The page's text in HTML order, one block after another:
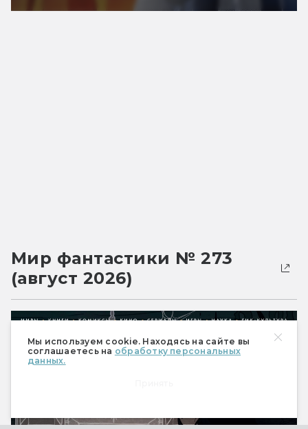
Мы используем cookie. Находясь на сайте вы
соглашаетесь на обработку персональных
данных.
Мир фантастики № 273
(август 2026)